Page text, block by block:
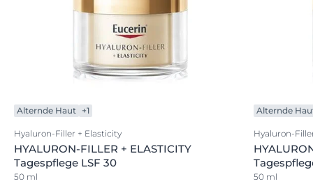
Alternde Haut +1
Hyaluron-Filler + Elasticity
HYALURON-FILLER + ELASTICITY
Tagespflege LSF 30
50 ml
Alternde
Hyaluron-
50 ml